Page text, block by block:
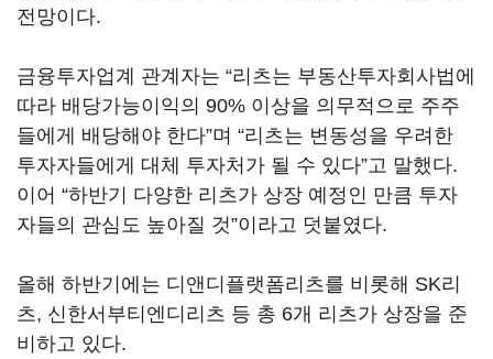
전망이다.
금융투자업계 관계자는 “리츠는 부동산투자회사법에
따라 배당가능이익의 90% 이상을 의무적으로 주주
들에게 배당해야 한다”며 “리츠는 변동성을 우려한
투자자들에게 대체 투자처가 될 수 있다”고 말했다.
이어 “하반기 다양한 리츠가 상장 예정인 만큼 투자
자들의 관심도 높아질 것”이라고 덧붙였다.
올해 하반기에는 디앤디플랫폼리츠를 비롯해 SK리
츠, 신한서부티엔디리츠 등 총 6개 리츠가 상장을 준
비하고 있다.